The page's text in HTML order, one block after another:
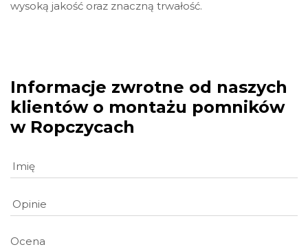
wysoką jakość oraz znaczną trwałość.
Informacje zwrotne od naszych
klientów o montażu pomników
w Ropczycach
Ocena